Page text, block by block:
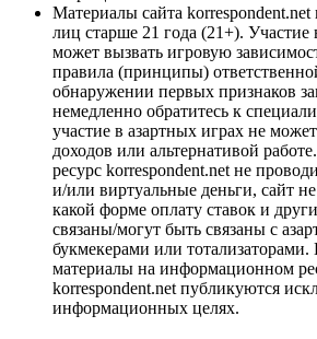
Материалы сайта korrespondent.net
лиц старше 21 года (21+). Участие
может вызвать игровую
правила (принципы)
обнаружении первых признаков
немедленно обратитесь к
участие в азартных играх не
доходов или альтернативой
ресурс korrespondent.net не
и/или виртуальные деньги, сайт
какой форме оплату ставок и
связаны/могут быть связаны с
букмекерами или
материалы на информационном
korrespondent.net публикуются
информационных целях.